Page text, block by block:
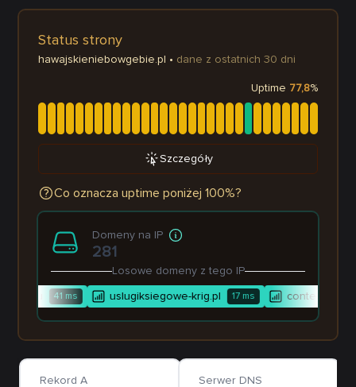
Status strony
hawajskieniebowgebie.pl • dane z ostatnich 30 dni
Uptime 77,8%
Szczegóły
Co oznacza uptime poniżej 100%?
Domeny na IP
281
Losowe domeny z tego IP
41ms uslugiksiegowe-krig.pl 17ms
Rekord A Serwer DNS